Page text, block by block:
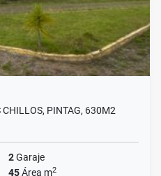
CHILLOS, PINTAG, 630M2
2Garaje
45Área m2